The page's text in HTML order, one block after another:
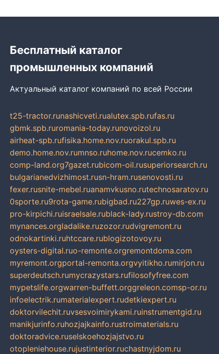
Бесплатный каталог
промышленных компаний
Актуальный каталог компаний по всей России
t25-tractor.runashicveti.rualutex.spb.rufas.ru
gbmk.spb.ruromania-today.runovoizol.ru
airheat-spb.rufisika.home.nov.ruorakul.spb.ru
demo.home.nov.rumnso.ruhome.nov.rucemko.ru
comp-land.org7gazet.rubicom-oil.rusuperiorsearch.ru
bulgarianedvizhimost.rusn-hram.rusenovosti.ru
fexer.rusnite-mebel.ruanamvkusno.rutechnosaratov.ru
0sporte.ru9rota-game.rubigbad.ru227gp.ruwes-ex.ru
pro-kirpichi.ruisraelsale.rublack-lady.rustroy-db.com
mynances.orgladalike.ruzozor.rudvigremont.ru
odnokartinki.ruhtccare.rublogizotovoy.ru
oysters-digital.ruo-remonte.orgremontdoma.com
myremont.orgportal-remonta.orgvyitikho.rumirjon.ru
superdeutsch.rumycrazystars.rufilosofyfree.com
mypetslife.orgwarren-buffett.orggreleon.comsp-or.ru
infoelectrik.rumaterialexpert.rudetkiexpert.ru
doktorvilechit.ruvsesvoimirykami.ruinstrumentgid.ru
manikjurinfo.ruhozjajkainfo.rustroimaterials.ru
doktoradvice.ruselskoehozjajstvo.ru
otopleniehouse.rujustinterior.ruchastnyjdom.ru